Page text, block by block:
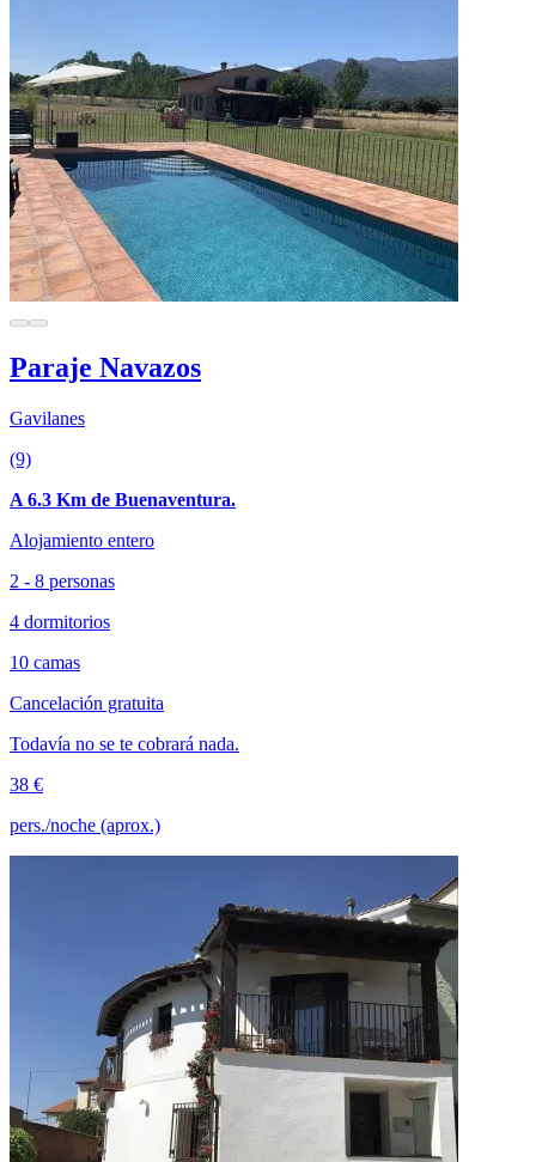
Paraje Navazos
Gavilanes
(9)
A 6.3 Km de Buenaventura.
Alojamiento entero
2 - 8 personas
4 dormitorios
10 camas
Cancelación gratuita
Todavía no se te cobrará nada.
38 €
pers./noche (aprox.)